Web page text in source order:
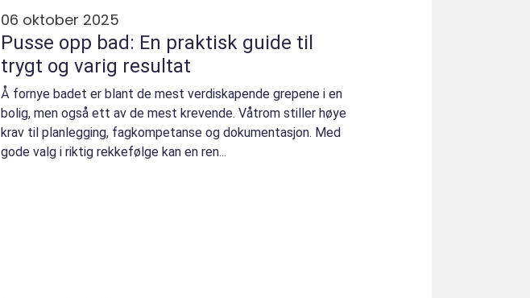
06 oktober 2025
Pusse opp bad: En praktisk guide til
trygt og varig resultat
Å fornye badet er blant de mest verdiskapende grepene i en
bolig, men også ett av de mest krevende. Våtrom stiller høye
krav til planlegging, fagkompetanse og dokumentasjon. Med
gode valg i riktig rekkefølge kan en ren...